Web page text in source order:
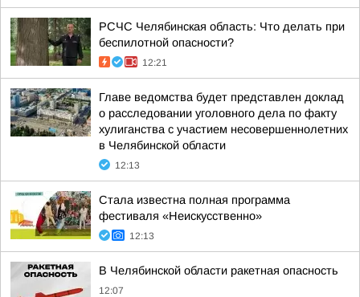
РСЧС Челябинская область: Что делать при
беспилотной опасности?
12:21
Главе ведомства будет представлен доклад
о расследовании уголовного дела по факту
хулиганства с участием несовершеннолетних
в Челябинской области
12:13
Стала известна полная программа
фестиваля «Неискусственно»
12:13
В Челябинской области ракетная опасность
12:07